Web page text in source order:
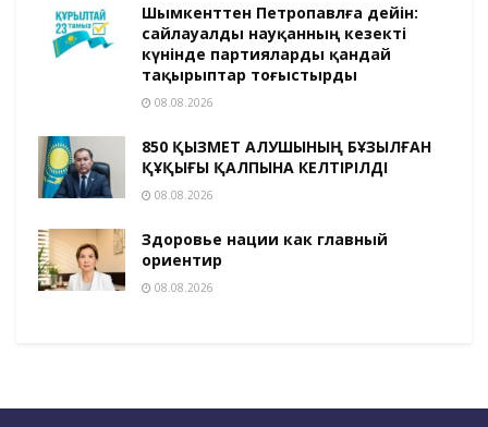
Шымкенттен Петропавлға дейін:
сайлауалды науқанның кезекті
күнінде партияларды қандай
тақырыптар тоғыстырды
08.08.2026
850 ҚЫЗМЕТ АЛУШЫНЫҢ БҰЗЫЛҒАН
ҚҰҚЫҒЫ ҚАЛПЫНА КЕЛТІРІЛДІ
08.08.2026
Здоровье нации как главный
ориентир
08.08.2026